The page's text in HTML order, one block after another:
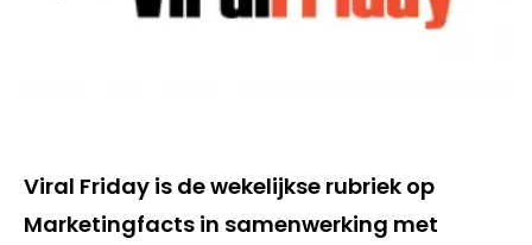
Viral Friday is de wekelijkse rubriek op
Marketingfacts in samenwerking met